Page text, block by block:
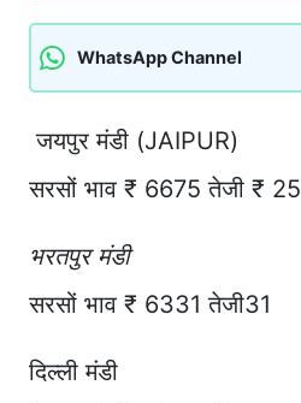
WhatsApp Channel
जयपुर मंडी (JAIPUR)
सरसों भाव ₹ 6675 तेजी ₹ 25
भरतपुर मंडी
सरसों भाव ₹ 6331 तेजी31
दिल्ली मंडी